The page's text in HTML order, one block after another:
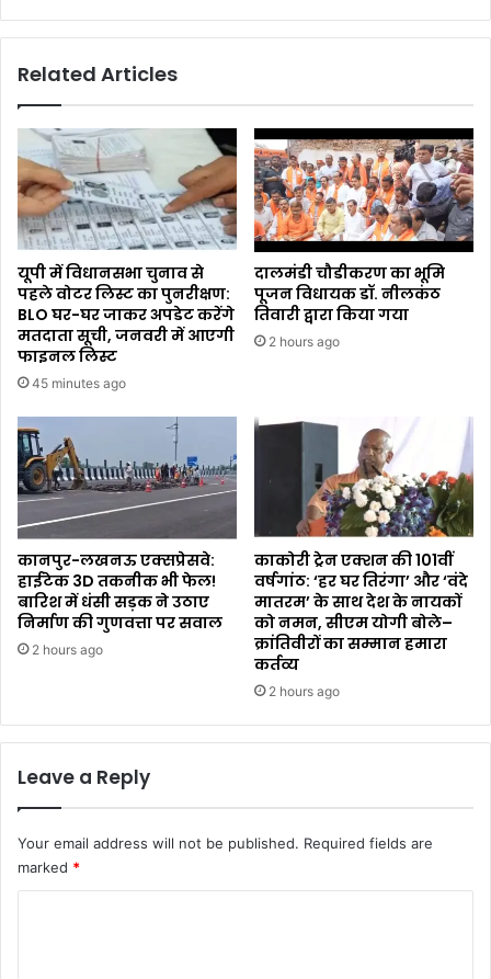
Related Articles
यूपी में विधानसभा चुनाव से
पहले वोटर लिस्ट का पुनरीक्षण:
BLO घर-घर जाकर अपडेट करेंगे
मतदाता सूची, जनवरी में आएगी
फाइनल लिस्ट
45 minutes ago
दालमंडी चौडीकरण का भूमि
पूजन विधायक डॉ. नीलकंठ
तिवारी द्वारा किया गया
2 hours ago
कानपुर-लखनऊ एक्सप्रेसवे:
हाईटेक 3D तकनीक भी फेल!
बारिश में धंसी सड़क ने उठाए
निर्माण की गुणवत्ता पर सवाल
2 hours ago
काकोरी ट्रेन एक्शन की 101वीं
वर्षगांठ: ‘हर घर तिरंगा’ और ‘वंदे
मातरम’ के साथ देश के नायकों
को नमन, सीएम योगी बोले–
क्रांतिवीरों का सम्मान हमारा
कर्तव्य ​
2 hours ago
Leave a Reply
Your email address will not be published. Required fields are
marked *